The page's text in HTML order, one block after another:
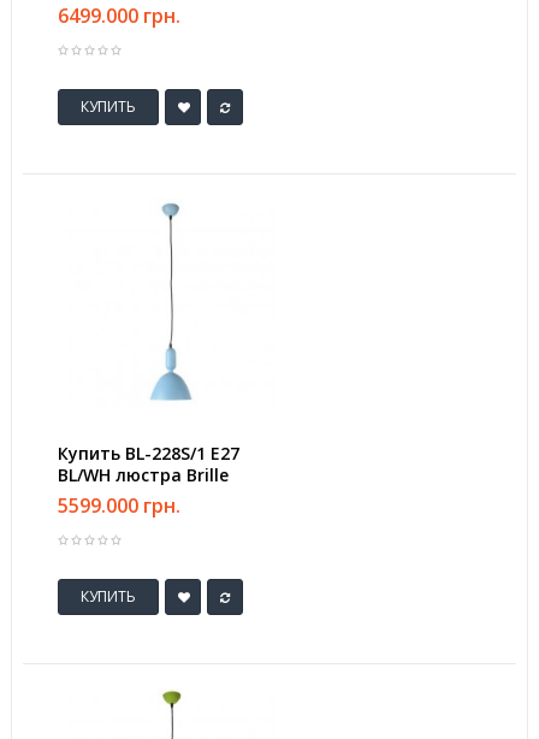
6499.000 грн.
КУПИТЬ
Купить BL-228S/1 E27
BL/WH люстра Brille
5599.000 грн.
КУПИТЬ